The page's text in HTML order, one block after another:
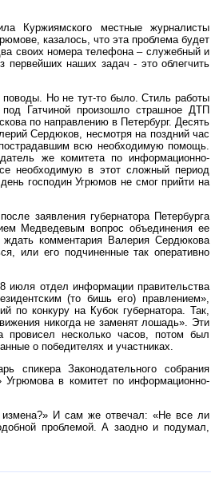
Куржиямского местные журналисты
казалось, что эта проблема будет
своих номера телефона – служебный и
наших задач - это облегчить
поводы. Но не тут-то было. Стиль работы
Гатчиной произошло страшное ДТП
по направлению в Петербург. Десять
Сердюков, несмотря на поздний час
всю необходимую помощь.
же комитета по информационно-
необходимую в этот сложный период
господин Угрюмов не смог прийти на
заявления губернатора Петербурга
Медведевым вопрос объединения ее
комментария Валерия Сердюкова
или его подчиненные так оперативно
июля отдел информации правительства
(то бишь его) правлением»,
по конкуру на Кубок губернатора. Так,
никогда не заменят лошадь». Эти
провисел несколько часов, потом был
о победителях и участниках.
спикера Законодательного собрания
Угрюмова в комитет по информационно-
измена?» И сам же отвечал: «Не все ли
проблемой. А заодно и подумал,